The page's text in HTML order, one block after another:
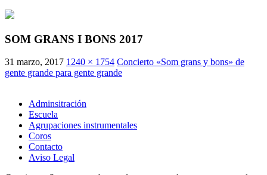
SOM GRANS I BONS 2017
31 marzo, 2017 1240 × 1754 Concierto «Som grans y bons» de
gente grande para gente grande
Adminsitración
Escuela
Agrupaciones instrumentales
Coros
Contacto
Aviso Legal